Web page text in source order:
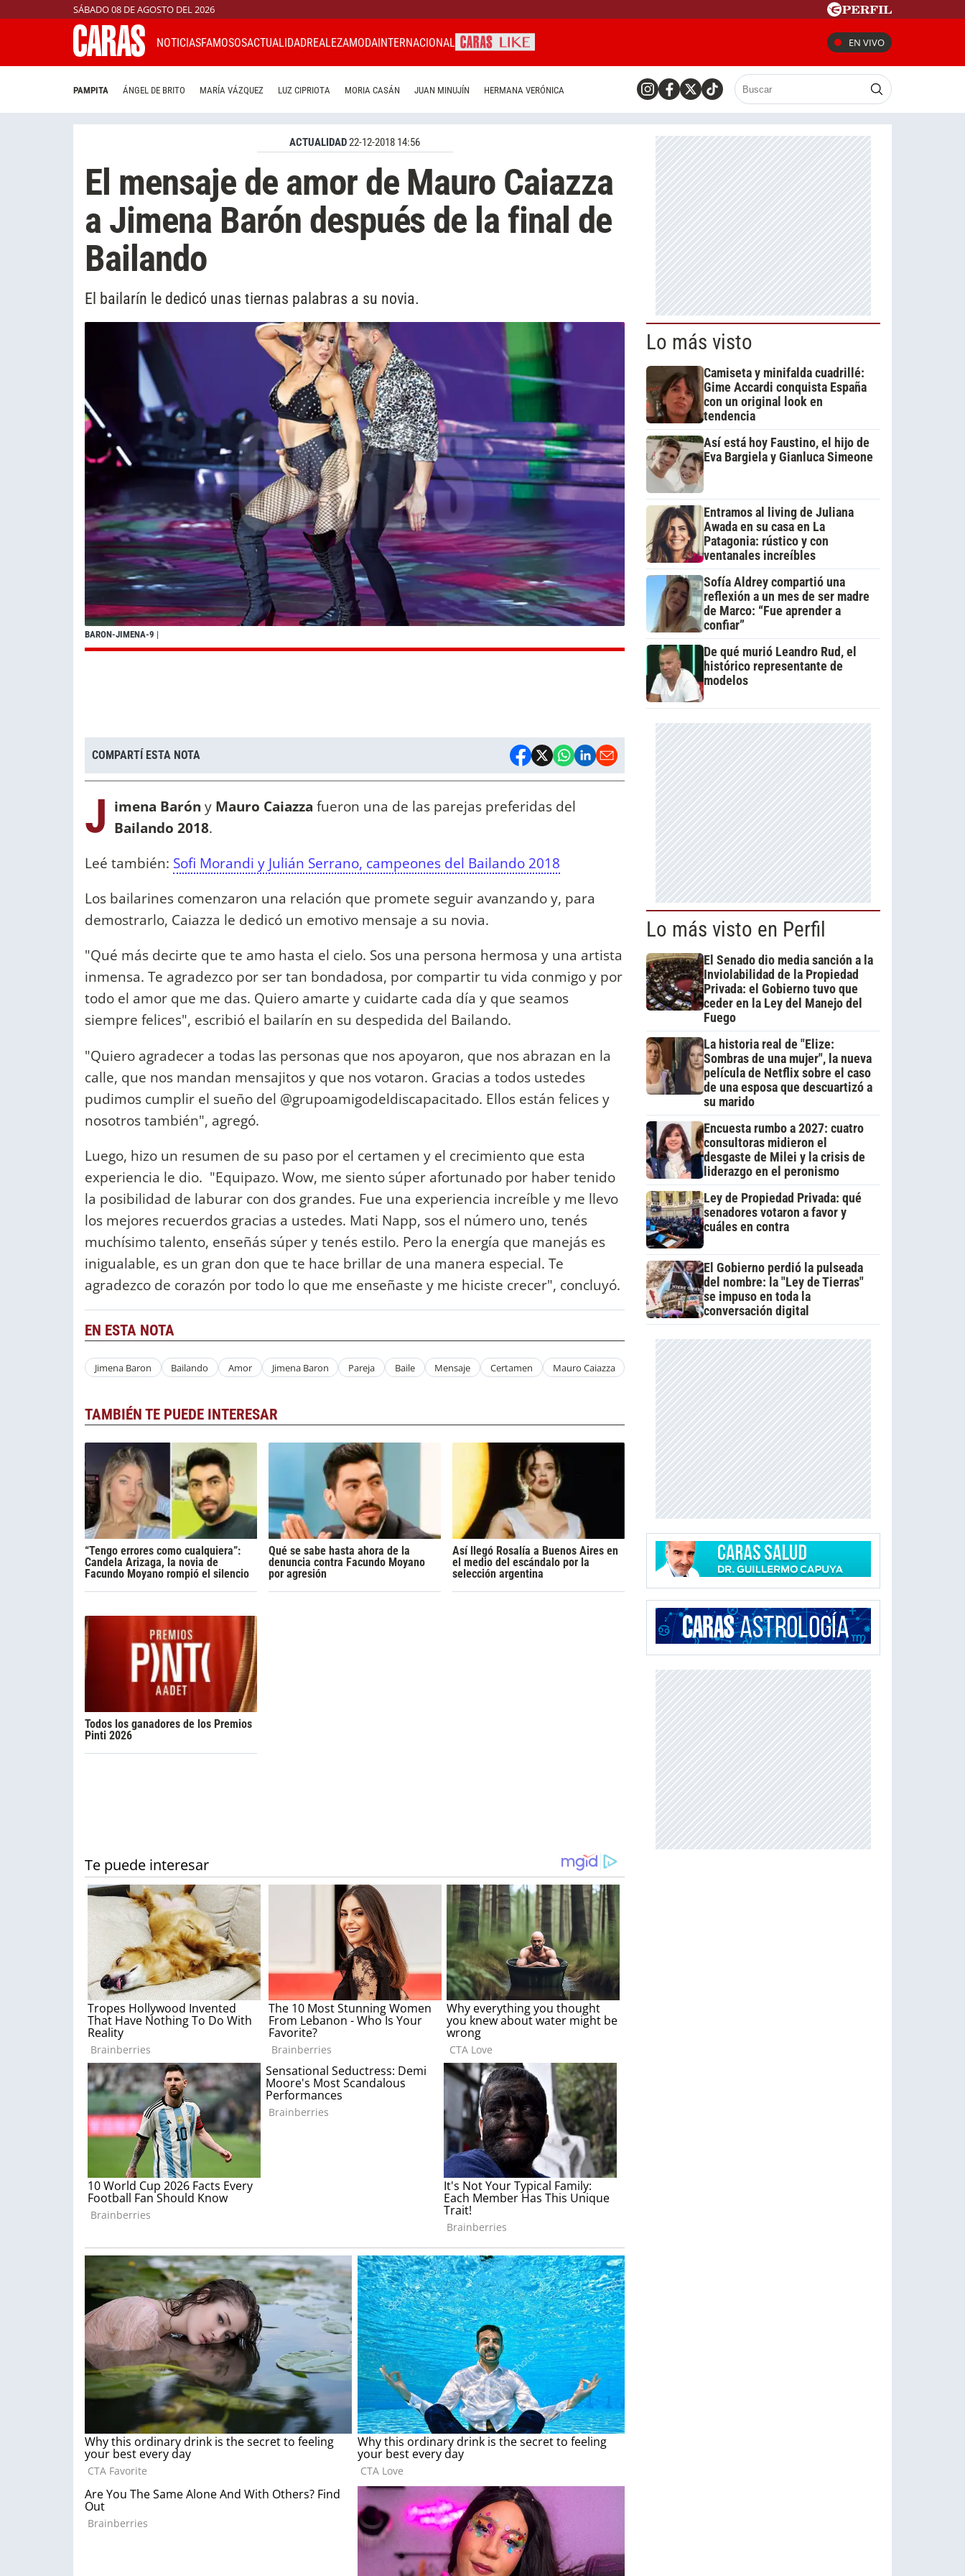
SÁBADO 08 DE AGOSTO DEL 2026
NOTICIASFAMOSOSACTUALIDADREALEZAMODAINTERNACIONAL EN VIVO
PAMPITA ÁNGEL DE BRITO MARÍA VÁZQUEZ LUZ CIPRIOTA MORIA CASÁN JUAN MINUJÍN HERMANA VERÓNICA
ACTUALIDAD22-12-2018 14:56
El mensaje de amor de Mauro Caiazza
a Jimena Barón después de la final de
Bailando
El bailarín le dedicó unas tiernas palabras a su novia.
BARON-JIMENA-9 |
COMPARTÍ ESTA NOTA
J imena Barón y Mauro Caiazza fueron una de las parejas preferidas del
Bailando 2018.
Leé también: Sofi Morandi y Julián Serrano, campeones del Bailando 2018
Los bailarines comenzaron una relación que promete seguir avanzando y, para
demostrarlo, Caiazza le dedicó un emotivo mensaje a su novia.
"Qué más decirte que te amo hasta el cielo. Sos una persona hermosa y una artista
inmensa. Te agradezco por ser tan bondadosa, por compartir tu vida conmigo y por
todo el amor que me das. Quiero amarte y cuidarte cada día y que seamos
siempre felices", escribió el bailarín en su despedida del Bailando.
"Quiero agradecer a todas las personas que nos apoyaron, que nos abrazan en la
calle, que nos mandan mensajitos y que nos votaron. Gracias a todos ustedes
pudimos cumplir el sueño del @grupoamigodeldiscapacitado. Ellos están felices y
nosotros también", agregó.
Luego, hizo un resumen de su paso por el certamen y el crecimiento que esta
experiencia le dio. "Equipazo. Wow, me siento súper afortunado por haber tenido
la posibilidad de laburar con dos grandes. Fue una experiencia increíble y me llevo
los mejores recuerdos gracias a ustedes. Mati Napp, sos el número uno, tenés
muchísimo talento, enseñás súper y tenés estilo. Pero la energía que manejás es
inigualable, es un gran don que te hace brillar de una manera especial. Te
agradezco de corazón por todo lo que me enseñaste y me hiciste crecer", concluyó.
EN ESTA NOTA
Jimena Baron Bailando Amor Jimena Baron Pareja Baile Mensaje Certamen Mauro Caiazza
TAMBIÉN TE PUEDE INTERESAR
“Tengo errores como cualquiera”:
Candela Arizaga, la novia de
Facundo Moyano rompió el silencio
Qué se sabe hasta ahora de la
denuncia contra Facundo Moyano
por agresión
Así llegó Rosalía a Buenos Aires en
el medio del escándalo por la
selección argentina
Todos los ganadores de los Premios
Pinti 2026
Lo más visto
Camiseta y minifalda cuadrillé:
Gime Accardi conquista España
con un original look en
tendencia
Así está hoy Faustino, el hijo de
Eva Bargiela y Gianluca Simeone
Entramos al living de Juliana
Awada en su casa en La
Patagonia: rústico y con
ventanales increíbles
Sofía Aldrey compartió una
reflexión a un mes de ser madre
de Marco: “Fue aprender a
confiar”
De qué murió Leandro Rud, el
histórico representante de
modelos
Lo más visto en Perfil
El Senado dio media sanción a la
Inviolabilidad de la Propiedad
Privada: el Gobierno tuvo que
ceder en la Ley del Manejo del
Fuego
La historia real de "Elize:
Sombras de una mujer", la nueva
película de Netflix sobre el caso
de una esposa que descuartizó a
su marido
Encuesta rumbo a 2027: cuatro
consultoras midieron el
desgaste de Milei y la crisis de
liderazgo en el peronismo
Ley de Propiedad Privada: qué
senadores votaron a favor y
cuáles en contra
El Gobierno perdió la pulseada
del nombre: la "Ley de Tierras"
se impuso en toda la
conversación digital